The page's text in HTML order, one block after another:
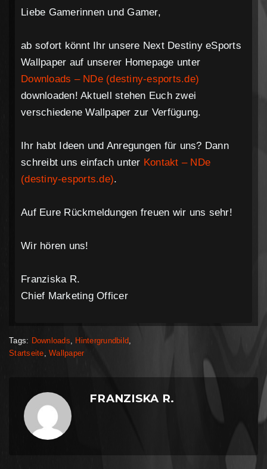
Liebe Gamerinnen und Gamer,
ab sofort könnt Ihr unsere Next Destiny eSports
Wallpaper auf unserer Homepage unter
Downloads – NDe (destiny-esports.de)
downloaden! Aktuell stehen Euch zwei
verschiedene Wallpaper zur Verfügung.
Ihr habt Ideen und Anregungen für uns? Dann
schreibt uns einfach unter Kontakt – NDe
(destiny-esports.de).
Auf Eure Rückmeldungen freuen wir uns sehr!
Wir hören uns!
Franziska R.
Chief Marketing Officer
Tags: Downloads, Hintergrundbild,
Startseite,Wallpaper
FRANZISKA R.